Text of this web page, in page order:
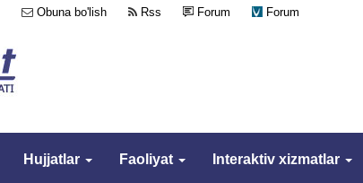
Obuna bo'lish Rss Forum
Forum
Hujjatlar Faoliyat Interaktiv xizmatlar